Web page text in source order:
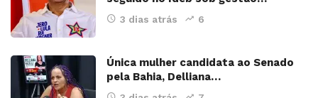
3 dias atrás 6
Única mulher candidata ao Senado
pela Bahia, Delliana…